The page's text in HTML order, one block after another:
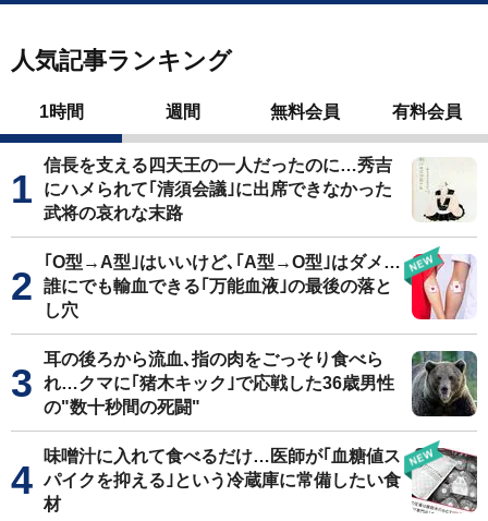
人気記事ランキング
1時間 週間 無料会員 有料会員
信長を支える四天王の一人だったのに…秀吉
にハメられて｢清須会議｣に出席できなかった
武将の哀れな末路
｢O型→A型｣はいいけど､｢A型→O型｣はダメ…
誰にでも輸血できる｢万能血液｣の最後の落と
し穴
耳の後ろから流血､指の肉をごっそり食べら
れ…クマに｢猪木キック｣で応戦した36歳男性
の"数十秒間の死闘"
味噌汁に入れて食べるだけ…医師が｢血糖値ス
パイクを抑える｣という冷蔵庫に常備したい食
材